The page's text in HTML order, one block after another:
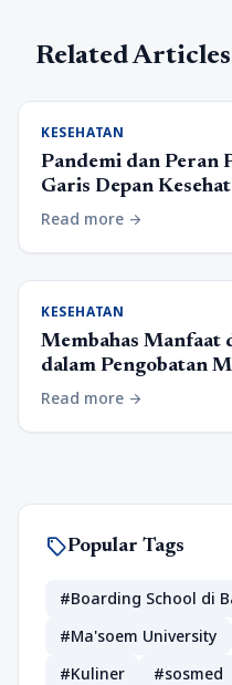
Related Articles
KESEHATAN
Pandemi dan Peran
Garis Depan
Read more arrow_forward
KESEHATAN
Membahas Manfaat
dalam Pengobatan
Read more arrow_forward
sellPopular Tags
#Boarding School di
#Ma'soem University
#Kuliner
#sosmed